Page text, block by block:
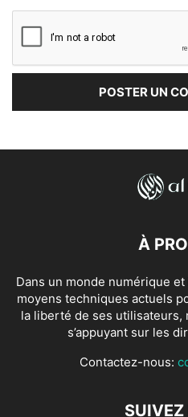
À
Dans un monde numérique
moyens techniques actuels
la liberté de ses utilisateurs,
s’appuyant sur les
Contactez-nous: